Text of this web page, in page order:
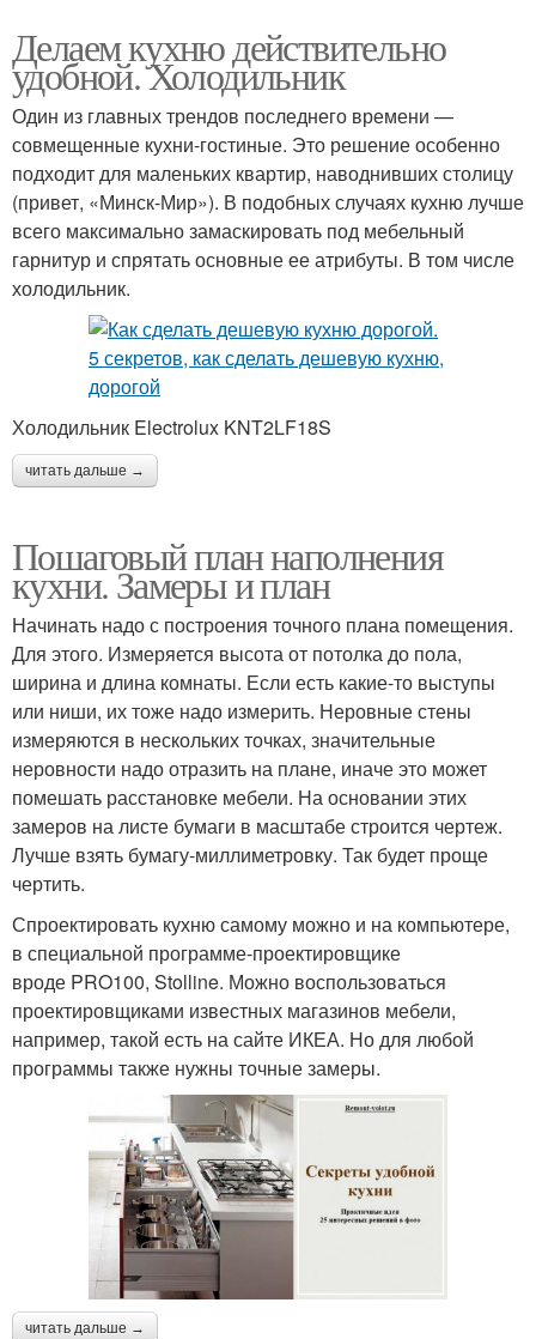
Делаем кухню действительно
удобной. Холодильник
Один из главных трендов последнего времени —
совмещенные кухни-гостиные. Это решение особенно
подходит для маленьких квартир, наводнивших столицу
(привет, «Минск-Мир»). В подобных случаях кухню лучше
всего максимально замаскировать под мебельный
гарнитур и спрятать основные ее атрибуты. В том числе
холодильник.
Холодильник Electrolux KNT2LF18S
читать дальше →
Пошаговый план наполнения
кухни. Замеры и план
Начинать надо с построения точного плана помещения.
Для этого. Измеряется высота от потолка до пола,
ширина и длина комнаты. Если есть какие-то выступы
или ниши, их тоже надо измерить. Неровные стены
измеряются в нескольких точках, значительные
неровности надо отразить на плане, иначе это может
помешать расстановке мебели. На основании этих
замеров на листе бумаги в масштабе строится чертеж.
Лучше взять бумагу-миллиметровку. Так будет проще
чертить.
Спроектировать кухню самому можно и на компьютере,
в специальной программе-проектировщике
вроде PRO100, Stolline. Можно воспользоваться
проектировщиками известных магазинов мебели,
например, такой есть на сайте ИКЕА. Но для любой
программы также нужны точные замеры.
читать дальше →